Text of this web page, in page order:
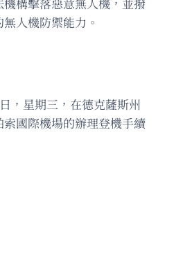
人機防禦能力。
，星期三，在德克薩斯州
國際機場的辦理登機手續